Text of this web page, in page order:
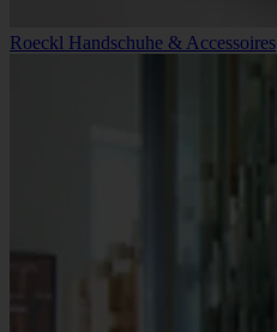
Roeckl Handschuhe & Accessoires